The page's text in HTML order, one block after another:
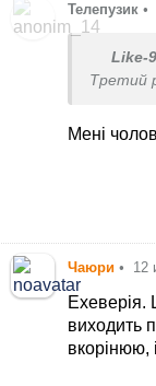
Телепузик •
Like-
Третий
Мені
Чаюри • 12
Ехеверія.
виходить
вкорінюю,